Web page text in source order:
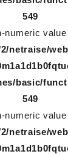
549
numeric
netraise/
basic/
549
numeric
netraise/